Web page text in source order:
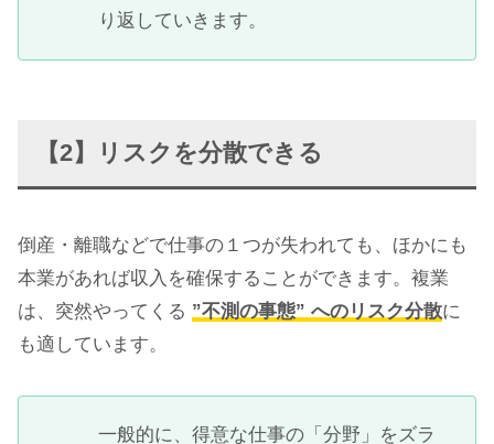
り返していきます。
【2】リスクを分散できる
倒産・離職などで仕事の１つが失われても、ほかにも
本業があれば収入を確保することができます。複業
は、突然やってくる ”不測の事態” へのリスク分散に
も適しています。
一般的に、得意な仕事の「分野」をズラ